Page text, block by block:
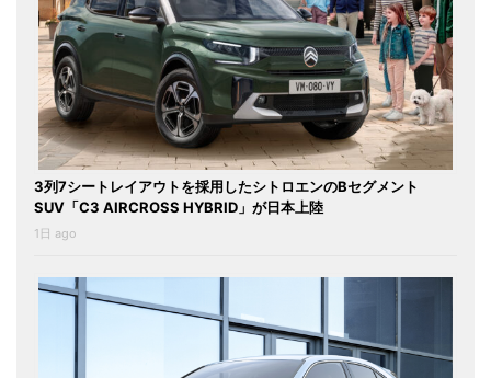
3列7シートレイアウトを採用したシトロエンのBセグメント
SUV「C3 AIRCROSS HYBRID」が日本上陸
1日 ago